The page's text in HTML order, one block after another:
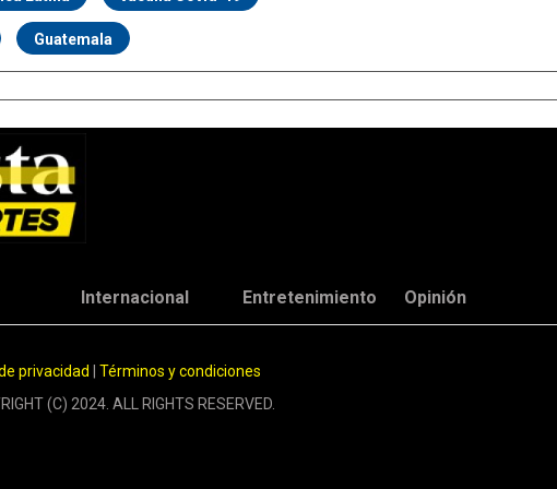
Guatemala
Internacional Entretenimiento Opinión
privacidad
Términos y condiciones
(C) 2024. ALL RIGHTS RESERVED.